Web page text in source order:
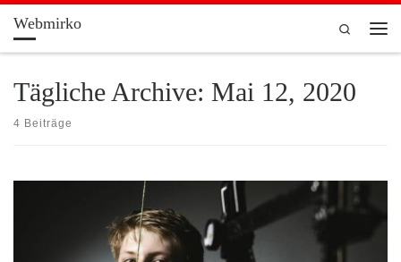
Zum Inhalt springen
Webmirko
Search
Tägliche Archive: Mai 12, 2020
4 Beiträge